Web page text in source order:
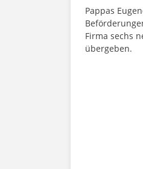
Pappas
Firma sechs
übergeben.